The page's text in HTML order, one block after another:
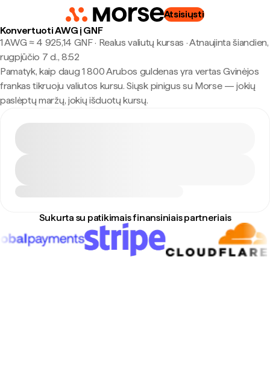
Atsisiųsti
Konvertuoti AWG į GNF
1 AWG ≈ 4 925,14 GNF · Realus valiutų kursas ·Atnaujinta šiandien,
rugpjūčio 7 d., 8:52
Pamatyk, kaip daug 1 800 Arubos guldenas yra vertas Gvinėjos
frankas tikruoju valiutos kursu. Siųsk pinigus su Morse — jokių
paslėptų maržų, jokių išduotų kursų.
Sukurta su patikimais finansiniais partneriais